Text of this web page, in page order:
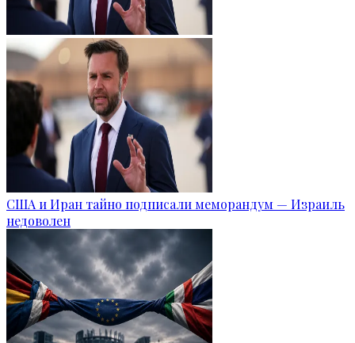
США и Иран тайно подписали меморандум — Израиль
недоволен